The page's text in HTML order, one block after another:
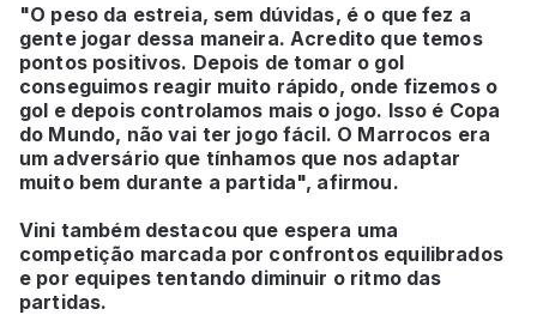
"O peso da estreia, sem dúvidas, é o que fez a
gente jogar dessa maneira. Acredito que temos
pontos positivos. Depois de tomar o gol
conseguimos reagir muito rápido, onde fizemos o
gol e depois controlamos mais o jogo. Isso é Copa
do Mundo, não vai ter jogo fácil. O Marrocos era
um adversário que tínhamos que nos adaptar
muito bem durante a partida", afirmou.
Vini também destacou que espera uma
competição marcada por confrontos equilibrados
e por equipes tentando diminuir o ritmo das
partidas.